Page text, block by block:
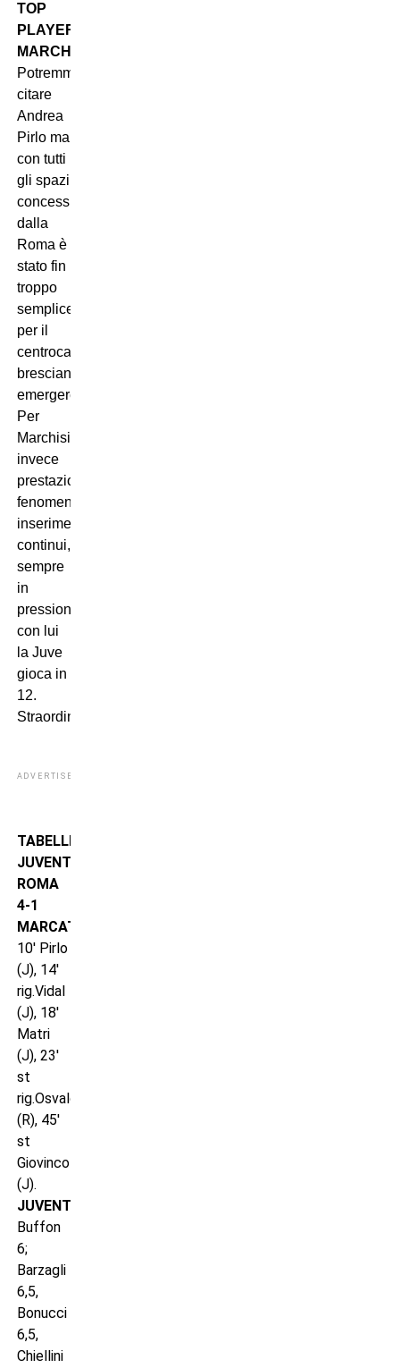
TOP
PLAYER:
MARCHISIO
Potremmo
citare
Andrea
Pirlo ma
con tutti
gli spazi
concessi
dalla
Roma è
stato fin
troppo
semplice
per il
centrocampista
bresciano
emergere.
Per
Marchisio
invece
prestazione
fenomenale,
inserimenti
continui,
sempre
in
pressione,
con lui
la Juve
gioca in
12.
Straordinario.
ADVERTISEMENT
TABELLINO
JUVENTUS-
ROMA
4-1
MARCATORI:
10′ Pirlo
(J), 14′
rig.Vidal
(J), 18′
Matri
(J), 23′
st
rig.Osvaldo
(R), 45′
st
Giovinco
(J).
JUVENTUS
Buffon
6;
Barzagli
6,5,
Bonucci
6,5,
Chiellini